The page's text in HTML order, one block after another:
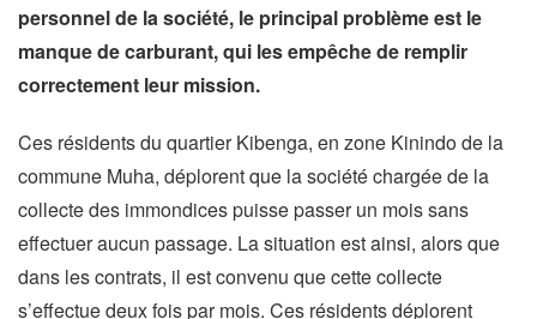
personnel de la société, le principal problème est le
manque de carburant, qui les empêche de remplir
correctement leur mission.
Ces résidents du quartier Kibenga, en zone Kinindo de la
commune Muha, déplorent que la société chargée de la
collecte des immondices puisse passer un mois sans
effectuer aucun passage. La situation est ainsi, alors que
dans les contrats, il est convenu que cette collecte
s’effectue deux fois par mois. Ces résidents déplorent